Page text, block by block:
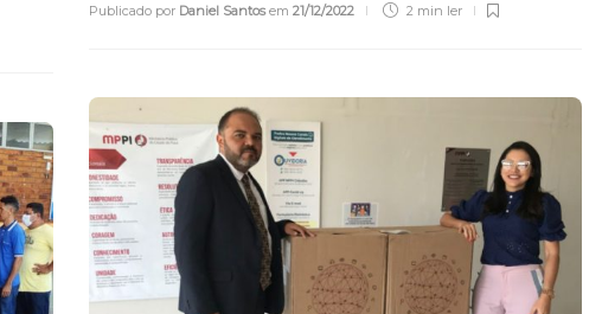
Publicado por Daniel Santosem 21/12/2022 2 min ler